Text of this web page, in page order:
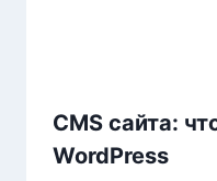
CMS сайта:
WordPress